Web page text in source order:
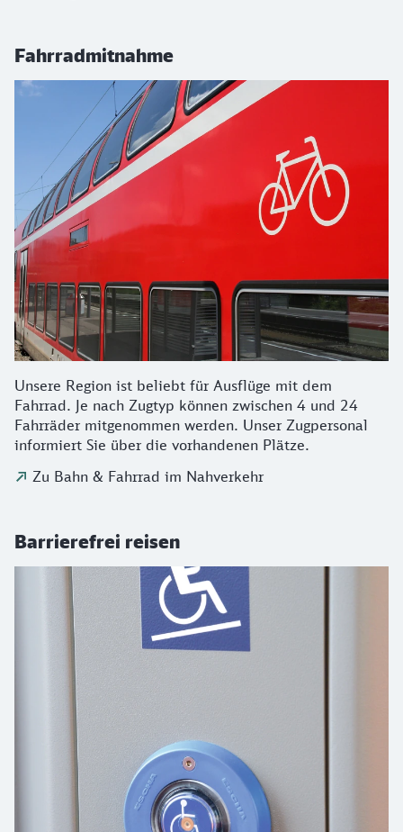
Fahrradmitnahme
Unsere Region ist beliebt für Ausflüge mit dem
Fahrrad. Je nach Zugtyp können zwischen 4 und 24
Fahrräder mitgenommen werden. Unser Zugpersonal
informiert Sie über die vorhandenen Plätze.
Zu Bahn & Fahrrad im Nahverkehr
Barrierefrei reisen